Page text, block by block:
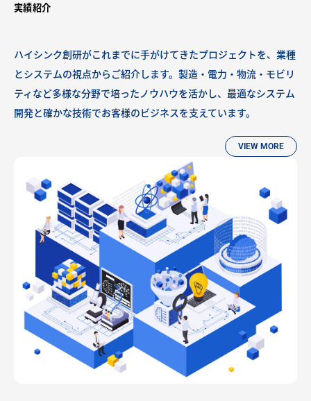
実績紹介
ハイシンク創研がこれまでに手がけてきたプロジェクトを、業種
とシステムの視点からご紹介します。製造・電力・物流・モビリ
ティなど多様な分野で培ったノウハウを活かし、最適なシステム
開発と確かな技術でお客様のビジネスを支えています。
VIEW MORE